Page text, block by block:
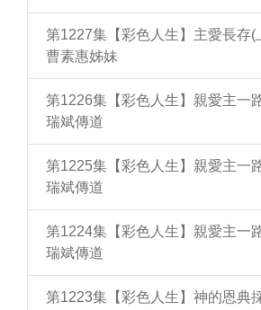
第1227集【彩色人生】主愛長存(
曹素惠姊妹
第1226集【彩色人生】親愛主一
瑞斌傳道
第1225集【彩色人生】親愛主一
瑞斌傳道
第1224集【彩色人生】親愛主一
瑞斌傳道
第1223集【彩色人生】神的恩典